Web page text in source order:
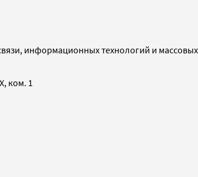
информационных технологий и
ком. 1